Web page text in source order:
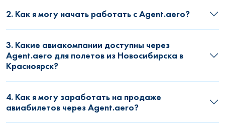
2. Как я могу начать работать с Agent.aero?
3. Какие авиакомпании доступны через
Agent.aero для полетов из Новосибирска в
Красноярск?
4. Как я могу заработать на продаже
авиабилетов через Agent.aero?